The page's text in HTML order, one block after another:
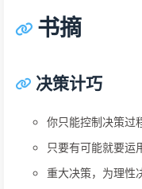
书摘
决策计巧
你只能控制决策过
只要有可能就要运
重大决策，为理性